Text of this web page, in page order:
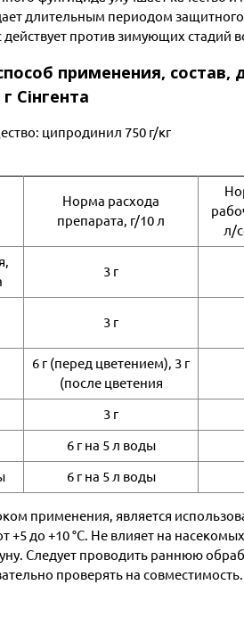
длительным периодом защитного
против зимующих стадий
применения,
Сінгента
ципродинил 750 г/кг
Норма расхода
препарата, г/10 л
л/
3 г
3 г
6 г (перед цветением), 3 г
(после цветения
3 г
6 г на 5 л воды
6 г на 5 л воды
применения, является
+5 до +10 °С. Не влияет на
Следует проводить раннюю
проверять на совместимость.